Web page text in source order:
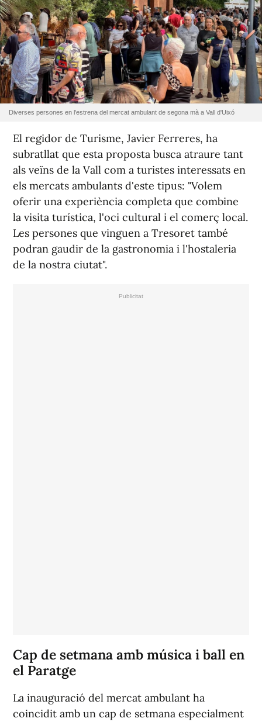
Diverses persones en l'estrena del mercat ambulant de segona mà a Vall d'Uixó
El regidor de Turisme, Javier Ferreres, ha
subratllat que esta proposta busca atraure tant
als veïns de la Vall com a turistes interessats en
els mercats ambulants d'este tipus: "Volem
oferir una experiència completa que combine
la visita turística, l'oci cultural i el comerç local.
Les persones que vinguen a Tresoret també
podran gaudir de la gastronomia i l'hostaleria
de la nostra ciutat".
Cap de setmana amb música i ball en
el Paratge
La inauguració del mercat ambulant ha
coincidit amb un cap de setmana especialment